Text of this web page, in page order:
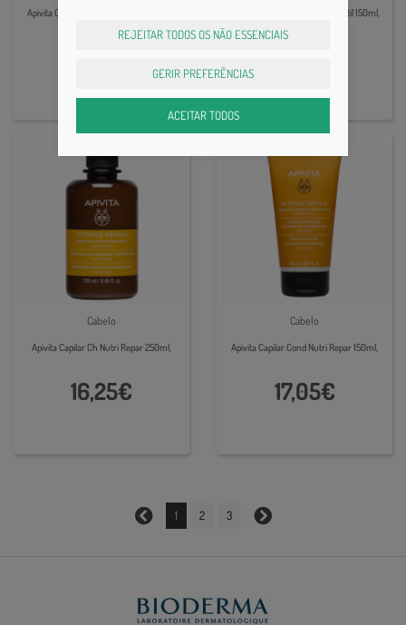
Apivita Capilar Condic Protet Cor 150ml, Apivita Capilar Cond Brilho Revitil 150ml,
Cabelo
Apivita Capilar Ch Nutri Repar 250ml,
16,25€
Cabelo
Apivita Capilar Cond Nutri Repar 150ml,
17,05€
1 2 3
REJEITAR TODOS OS NÃO ESSENCIAIS
GERIR PREFERÊNCIAS
ACEITAR TODOS